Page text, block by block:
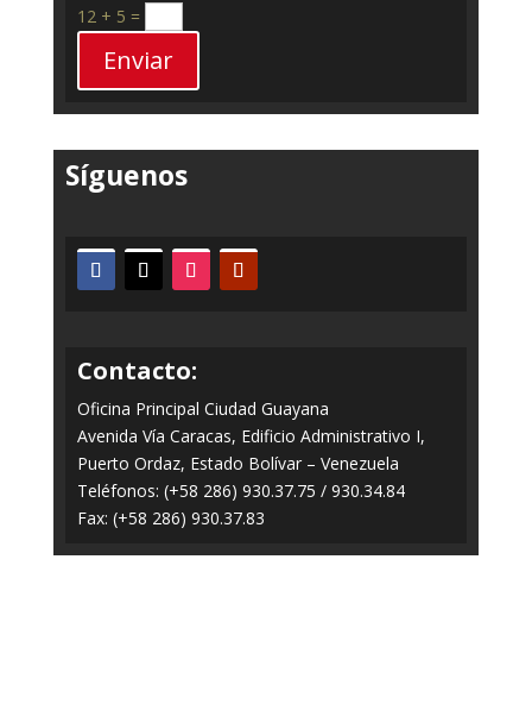
12 + 5 =
Enviar
Síguenos
Contacto:
Oficina Principal Ciudad Guayana
Avenida Vía Caracas, Edificio Administrativo I,
Puerto Ordaz, Estado Bolívar – Venezuela
Teléfonos: (+58 286) 930.37.75 / 930.34.84
Fax: (+58 286) 930.37.83